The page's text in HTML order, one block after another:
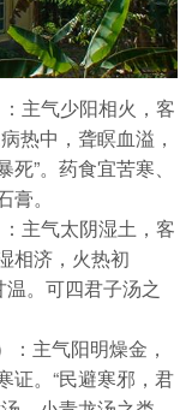
主气少阳相火，客
热中，聋瞑血溢，
”。药食宜苦寒、
。
主气太阴湿土，客
相济，火热初
温。可四君子汤之
主气阳明燥金，
证。“民避寒邪，君